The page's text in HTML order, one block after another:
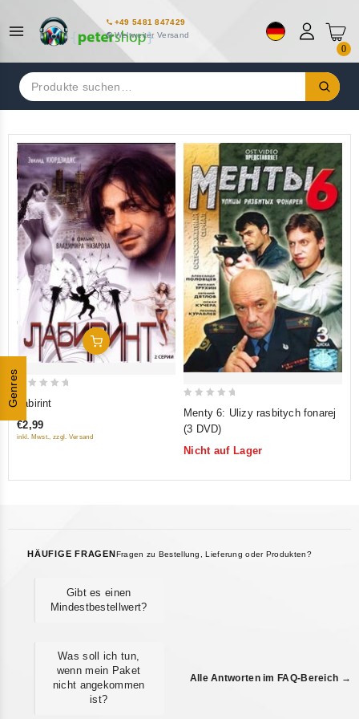
+49 5481 847429
Weltweiter Versand
0
Suchen
nach:
Genres
In Den Warenkorb
of
Labirint
€2,99
inkl. Mwst., zzgl. Versand
5
Menty 6: Ulizy rasbitych fonarej
(3 DVD)
Nicht auf Lager
HÄUFIGE FRAGEN Fragen zu Bestellung, Lieferung oder Produkten?
Gibt es einen
Mindestbestellwert?
Was soll ich tun,
wenn mein Paket
nicht angekommen
ist?
Alle Antworten im FAQ-Bereich →